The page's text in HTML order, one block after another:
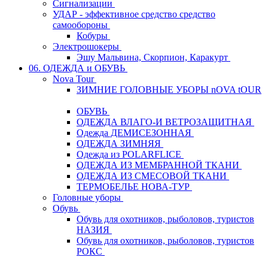
Сигнализации
УДАР - эффективное средство средство
самообороны
Кобуры
Электрошокеры
Эшу Мальвина, Скорпион, Каракурт
06. ОДЕЖДА и ОБУВЬ
Nova Tour
ЗИМНИЕ ГОЛОВНЫЕ УБОРЫ nOVA tOUR
ОБУВЬ
ОДЕЖДА ВЛАГО-И ВЕТРОЗАЩИТНАЯ
Одежда ДЕМИСЕЗОННАЯ
ОДЕЖДА ЗИМНЯЯ
Одежда из POLARFLICE
ОДЕЖДА ИЗ МЕМБРАННОЙ ТКАНИ
ОДЕЖДА ИЗ СМЕСОВОЙ ТКАНИ
ТЕРМОБЕЛЬЕ НОВА-ТУР
Головные уборы
Обувь
Обувь для охотников, рыболовов, туристов
НАЗИЯ
Обувь для охотников, рыболовов, туристов
РОКС